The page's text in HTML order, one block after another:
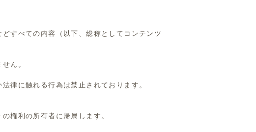
どすべての内容（以下、総称としてコンテンツ
ん。
律に触れる行為は禁止されております。
権利の所有者に帰属します。